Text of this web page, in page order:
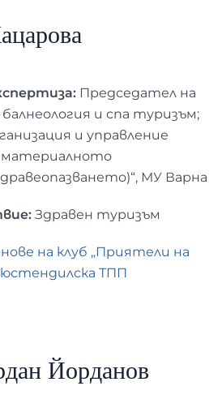
Председател на
балнеология и спа туризъм;
и управление
материалното
МУ Варна
Здравен туризъм
на клуб „Приятели на
ТПП
Йорданов